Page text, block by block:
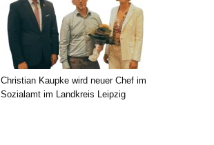
Christian Kaupke wird neuer Chef im
Sozialamt im Landkreis Leipzig